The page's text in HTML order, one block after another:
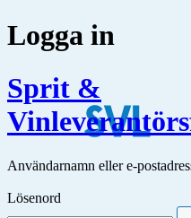
Logga in
Sprit &
Användarnamn eller e-
Lösenord